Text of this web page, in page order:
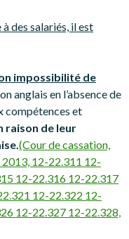
des salariés, il est
impossibilité de
anglais en l’absence de
compétences et
raison de leur
(Cour de cassation,
12-22.311 12-
12-22.316 12-22.317
12-22.322 12-
12-22.327 12-22.328,